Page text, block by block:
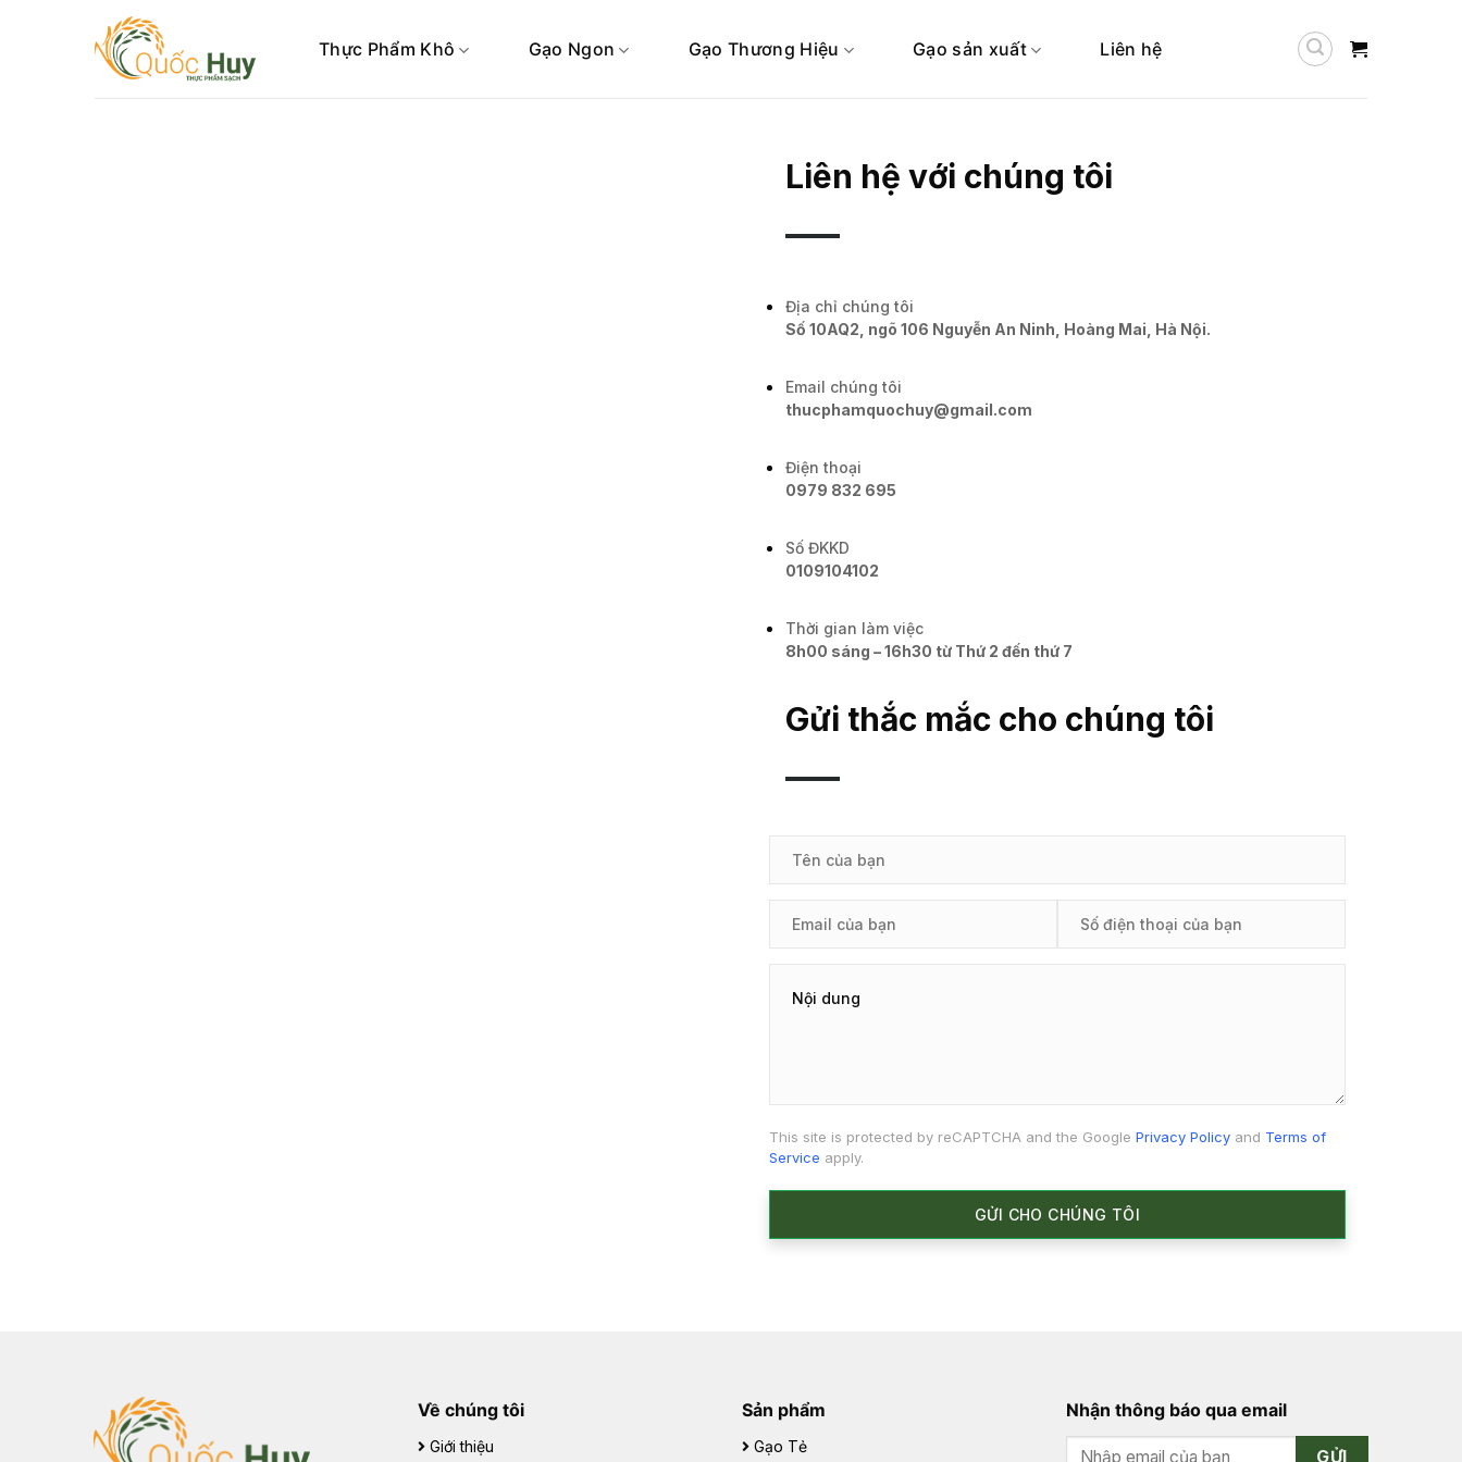
Thực Phẩm Khô Gạo Ngon Gạo Thương Hiệu Gạo sản xuất Liên hệ
Liên hệ với chúng tôi
Địa chỉ chúng tôi
Số 10AQ2, ngõ 106 Nguyễn An Ninh, Hoàng Mai, Hà Nội.
Email chúng tôi
thucphamquochuy@gmail.com
Điện thoại
0979 832 695
Số ĐKKD
0109104102
Thời gian làm việc
8h00 sáng – 16h30 từ Thứ 2 đến thứ 7
Gửi thắc mắc cho chúng tôi
This site is protected by reCAPTCHA and the Google Privacy Policy and Terms of
Service apply.
Về chúng tôi
Giới thiệu
Sản phẩm
Gạo Tẻ
Nhận thông báo qua email
GỬI